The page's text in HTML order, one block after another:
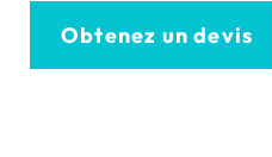
Obtenez un devis